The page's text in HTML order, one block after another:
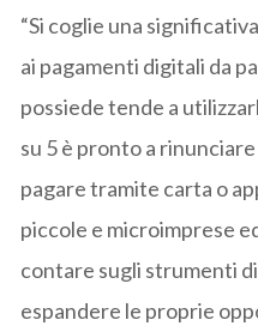
“Si coglie una
ai pagamenti digitali da
possiede tende a
su 5 è pronto a
pagare tramite carta o
piccole e microimprese
contare sugli strumenti
espandere le proprie